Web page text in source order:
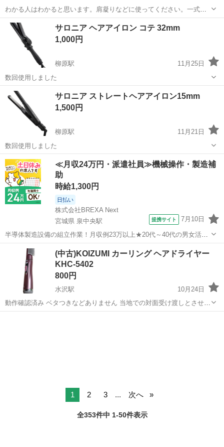
わかる人はわかると思います。肩凝りなどに使ってください。一式揃
っていますのでほしいかたがいましたらどうぞ。200万くらいで買いま
した。 値段は相談に応じます。
岩手 美容家電
サロニア ヘアアイロン コテ 32mm
1,000円
柳原駅
11月25日
数回使用しました
岩手 美容家電 サロニア
サロニア ストレートヘアアイロン15mm
1,500円
柳原駅
11月21日
数回使用しました
岩手 北上市 柳原駅 美容家電 サロニア
≪月収24万円・派遣社員≫機械操作・製造補
助
時給1,300円
日払い
株式会社BREXA Next
宮城県 泉中央駅
提携サイト 7月10日
半導体製造設備の組立作業！月収例23万以上★20代～40代の男女活躍
中中！社会保険完備！送迎あり！◎マイカー通勤OK＆無料駐車場完
備！作業着無償貸与◎食堂利用可★《宮城県黒川郡大和町》 人気の工
場のお仕事 ◇半導体製造設備...
泉中央駅
(中古)KOIZUMI カーリング ヘアドライヤー
KHC‐5402
800円
水沢駅
10月24日
動作確認済み ベタつきなどありません 当地での対面受け渡しとさせて
いただきます。 予めご了承下さい。 H202410241956
1 2 3 ... 次へ
全353件中 1-50件表示